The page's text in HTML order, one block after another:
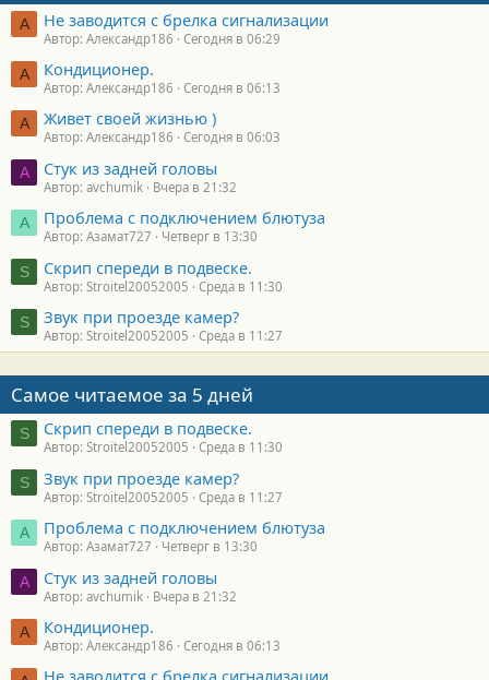
А Не заводится с брелка сигнализации
Автор: Александр186 Сегодня в 06:29
А Кондиционер.
Автор: Александр186 Сегодня в 06:13
А Живет своей жизнью )
Автор: Александр186 Сегодня в 06:03
A Стук из задней головы
Автор: avchumik Вчера в 21:32
А Проблема с подключением блютуза
Автор: Азамат727 Четверг в 13:30
S Скрип спереди в подвеске.
Автор: Stroitel20052005 Среда в 11:30
S Звук при проезде камер?
Автор: Stroitel20052005 Среда в 11:27
Самое читаемое за 5 дней
S Скрип спереди в подвеске.
Автор: Stroitel20052005 Среда в 11:30
S Звук при проезде камер?
Автор: Stroitel20052005 Среда в 11:27
А Проблема с подключением блютуза
Автор: Азамат727 Четверг в 13:30
A Стук из задней головы
Автор: avchumik Вчера в 21:32
А Кондиционер.
Автор: Александр186 Сегодня в 06:13